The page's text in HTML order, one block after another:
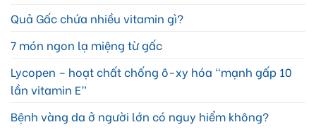
Quả Gấc chứa nhiều vitamin gì?
7 món ngon lạ miệng từ gấc
Lycopen – hoạt chất chống ô-xy hóa “mạnh gấp 10
lần vitamin E”
Bệnh vàng da ở người lớn có nguy hiểm không?